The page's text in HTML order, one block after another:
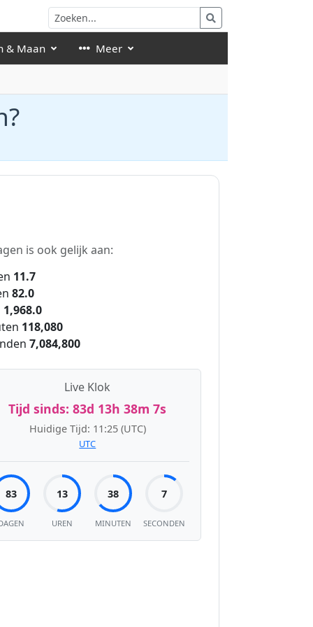
& Maan Meer
is ook gelijk aan:
11.7
82.0
1,968.0
118,080
7,084,800
Live Klok
Tijd sinds: 83d 13h 38m 8s
Huidige Tijd: 11:25 (UTC)
UTC
83 13
UREN
38
MINUTEN
8
SECONDEN